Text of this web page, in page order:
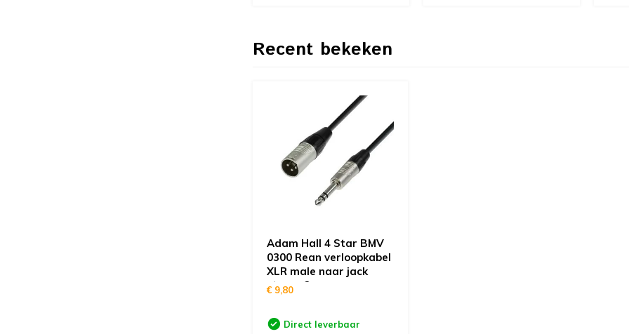
Recent bekeken
Adam Hall 4 Star BMV
0300 Rean verloopkabel
XLR male naar jack
stereo 3m
€ 9,80
Direct leverbaar